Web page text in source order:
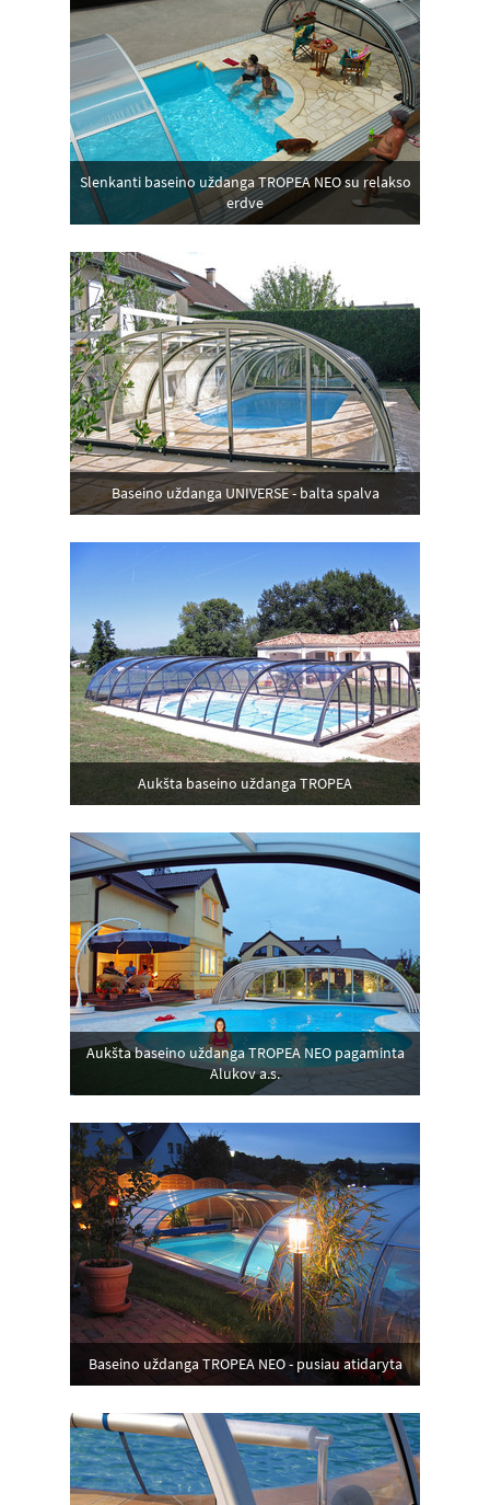
Slenkanti baseino uždanga TROPEA NEO su relakso
erdve
Baseino uždanga UNIVERSE - balta spalva
Aukšta baseino uždanga TROPEA
Aukšta baseino uždanga TROPEA NEO pagaminta
Alukov a.s.
Baseino uždanga TROPEA NEO - pusiau atidaryta